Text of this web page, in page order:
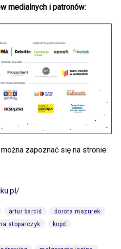
medialnych i patronów:
zapoznać się na stronie:
artur barciś
dorota mazurek
stoparczyk
kopd